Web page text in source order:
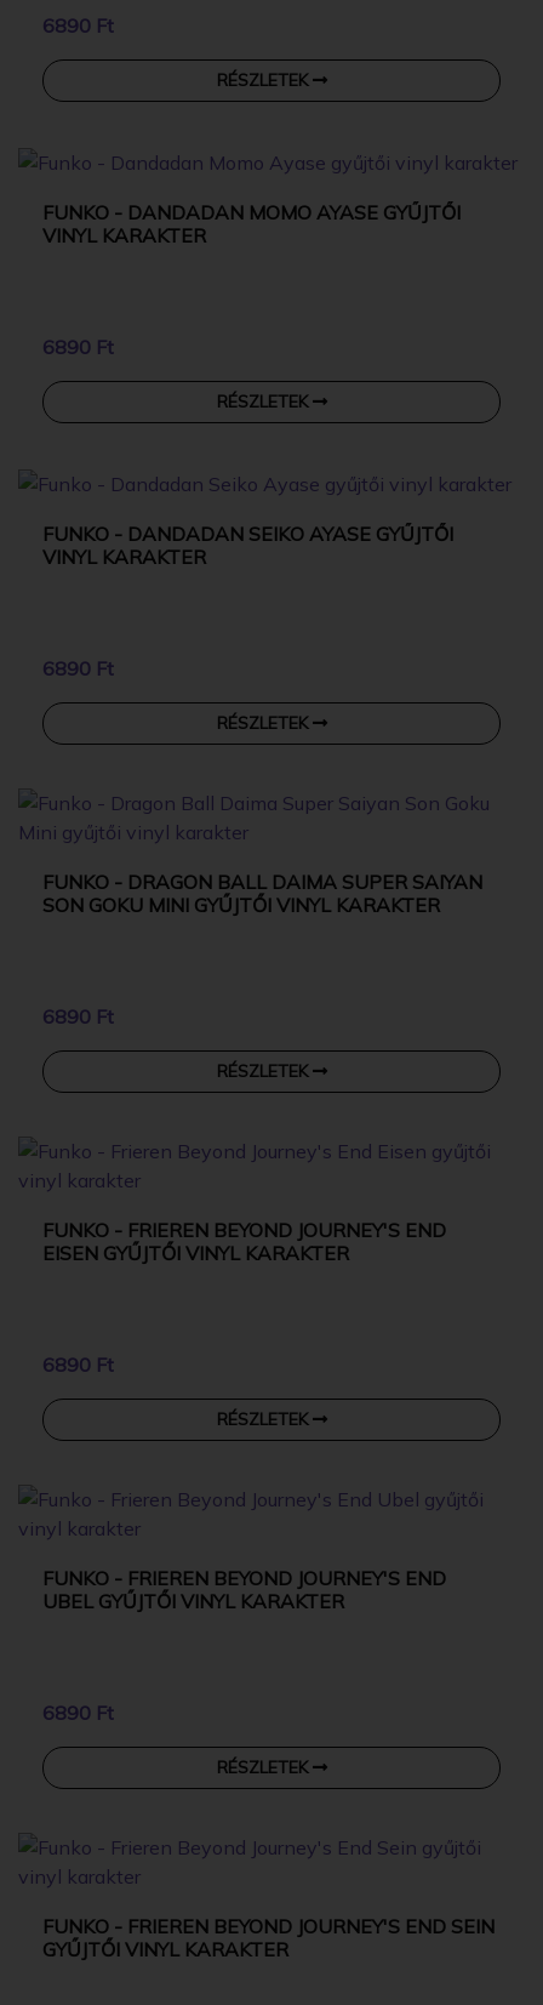
6890 Ft
RÉSZLETEK
FUNKO - DANDADAN MOMO AYASE GYŰJTŐI
VINYL KARAKTER
6890 Ft
RÉSZLETEK
FUNKO - DANDADAN SEIKO AYASE GYŰJTŐI
VINYL KARAKTER
6890 Ft
RÉSZLETEK
FUNKO - DRAGON BALL DAIMA SUPER SAIYAN
SON GOKU MINI GYŰJTŐI VINYL KARAKTER
6890 Ft
RÉSZLETEK
FUNKO - FRIEREN BEYOND JOURNEY'S END
EISEN GYŰJTŐI VINYL KARAKTER
6890 Ft
RÉSZLETEK
FUNKO - FRIEREN BEYOND JOURNEY'S END
UBEL GYŰJTŐI VINYL KARAKTER
6890 Ft
RÉSZLETEK
FUNKO - FRIEREN BEYOND JOURNEY'S END SEIN
GYŰJTŐI VINYL KARAKTER